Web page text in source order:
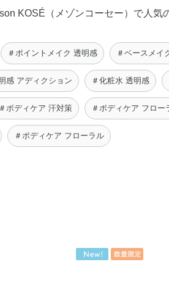
KOSÉ（メゾンコーセー）で人
＃ポイントメイク 透明感 ＃ベースメイ
感 アディクション ＃化粧水 透明感
＃ボディケア 汗対策 ＃ボディケア フロー
＃ボディケア フローラル